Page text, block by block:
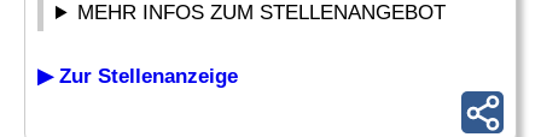
MEHR INFOS ZUM STELLENANGEBOT
▶ Zur Stellenanzeige